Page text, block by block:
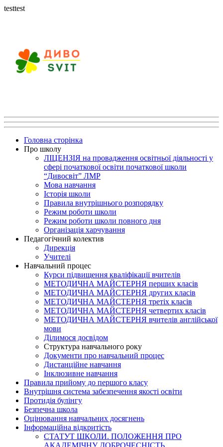
testtest
Головна сторінка
Про школу
ЛІЦЕНЗІЯ на провадження освітньої діяльності у
сфері початкової освіти початкової школи
“Дивосвіт” ЛМР
Мова навчання
Історія школи
Правила внутрішнього розпорядку
Режим роботи школи
Режим роботи школи повного дня
Організація харчування
Педагогічний колектив
Дирекція
Учителі
Навчальний процес
Курси підвищення кваліфікації вчителів
МЕТОДИЧНА МАЙСТЕРНЯ перших класів
МЕТОДИЧНА МАЙСТЕРНЯ других класів
МЕТОДИЧНА МАЙСТЕРНЯ третіх класів
МЕТОДИЧНА МАЙСТЕРНЯ четвертих класів
МЕТОДИЧНА МАЙСТЕРНЯ вчителів англійської
мови
Ділимося досвідом
Структура навчального року
Документи про навчальний процес
Дистанційне навчання
Інклюзивне навчання
Правила прийому до першого класу
Внутрішня система забезпечення якості освіти
Протидія булінгу
Безпечна школа
Оцінювання навчальних досягнень
Інформаційна відкритість
СТАТУТ ШКОЛИ. ПОЛОЖЕННЯ ПРО
АКАДЕМІЧНУ ДОБРОЧЕСНІСТЬ.